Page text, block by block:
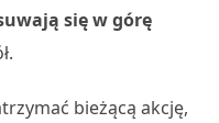
się w górę
bieżącą akcję,